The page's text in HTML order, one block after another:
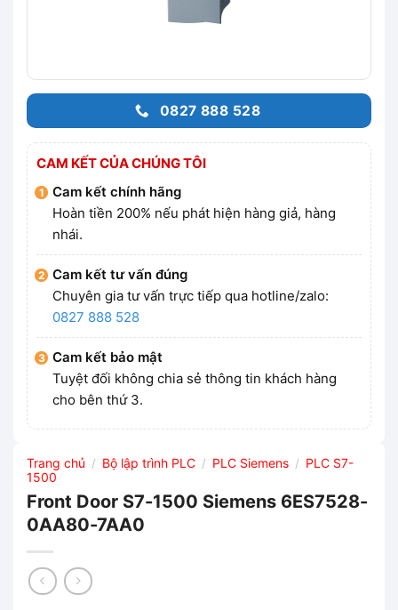
0827 888 528
CAM KẾT CỦA CHÚNG TÔI
Cam kết chính hãng
Hoàn tiền 200% nếu phát hiện hàng giả, hàng
nhái.
Cam kết tư vấn đúng
Chuyên gia tư vấn trực tiếp qua hotline/zalo:
0827 888 528
Cam kết bảo mật
Tuyệt đối không chia sẻ thông tin khách hàng
cho bên thứ 3.
Trang chủ / Bộ lập trình PLC / PLC Siemens / PLC S7-
1500
Front Door S7-1500 Siemens 6ES7528-
0AA80-7AA0